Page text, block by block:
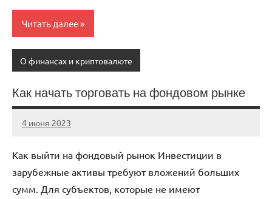
Читать далее
О финансах и криптовалюте
Как начать торговать на фондовом рынке
4 июня 2023
anti_shpion_
Нет
Как выйти на фондовый рынок Инвестиции в
зарубежные активы требуют вложений больших
сумм. Для субъектов, которые не имеют